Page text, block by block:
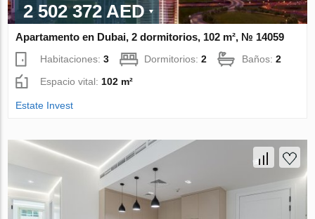
2 502 372 AED
Apartamento en Dubai, 2 dormitorios, 102 m², № 14059
Habitaciones:3 Dormitorios:2 Baños:2
Espacio vital:102 m²
Estate Invest